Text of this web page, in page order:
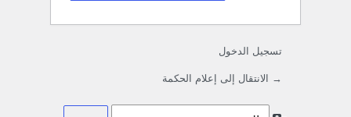
تسجيل الدخول
→ الانتقال إلى إعلام الحكمة